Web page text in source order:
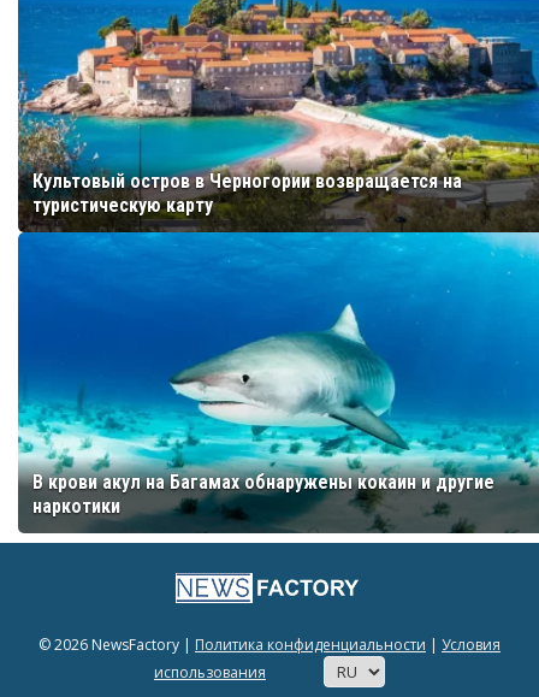
Культовый остров в Черногории возвращается на
туристическую карту
В крови акул на Багамах обнаружены кокаин и другие
наркотики
© 2026 NewsFactory | Политика конфиденциальности | Условия
использования